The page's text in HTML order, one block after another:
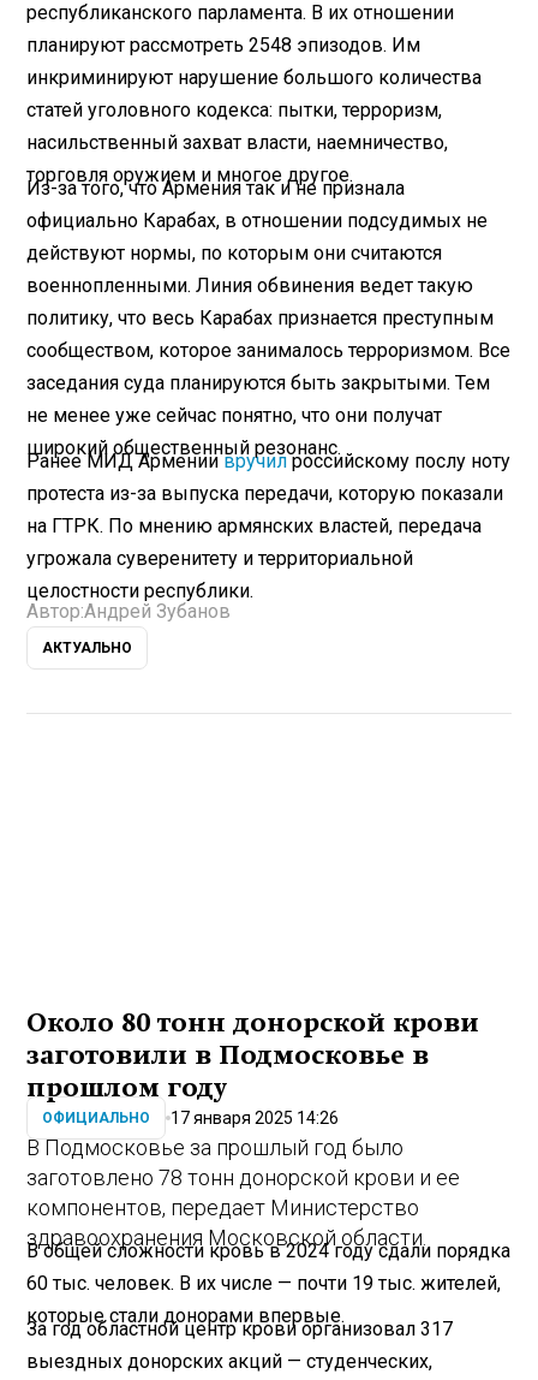
республиканского парламента. В их отношении
планируют рассмотреть 2548 эпизодов. Им
инкриминируют нарушение большого количества
статей уголовного кодекса: пытки, терроризм,
насильственный захват власти, наемничество,
торговля оружием и многое другое.
Из-за того, что Армения так и не признала
официально Карабах, в отношении подсудимых не
действуют нормы, по которым они считаются
военнопленными. Линия обвинения ведет такую
политику, что весь Карабах признается преступным
сообществом, которое занималось терроризмом. Все
заседания суда планируются быть закрытыми. Тем
не менее уже сейчас понятно, что они получат
широкий общественный резонанс.
Ранее МИД Армениивручилроссийскому послу ноту
протеста из-за выпуска передачи, которую показали
на ГТРК. По мнению армянских властей, передача
угрожала суверенитету и территориальной
целостности республики.
Автор:Андрей Зубанов
АКТУАЛЬНО
Около 80 тонн донорской крови
заготовили в Подмосковье в
прошлом году
ОФИЦИАЛЬНО 17 января 2025 14:26
В Подмосковье за прошлый год было
заготовлено 78 тонн донорской крови и ее
компонентов, передает Министерство
здравоохранения Московской области.
В общей сложности кровь в 2024 году сдали порядка
60 тыс. человек. В их числе — почти 19 тыс. жителей,
которые стали донорами впервые.
За год областной центр крови организовал 317
выездных донорских акций — студенческих,